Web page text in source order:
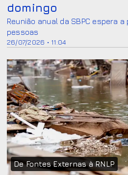
26/07/2026 • 11:04
domingo
Reunião anual da SBPC espera
pessoas
De Fontes Externas à RNLP